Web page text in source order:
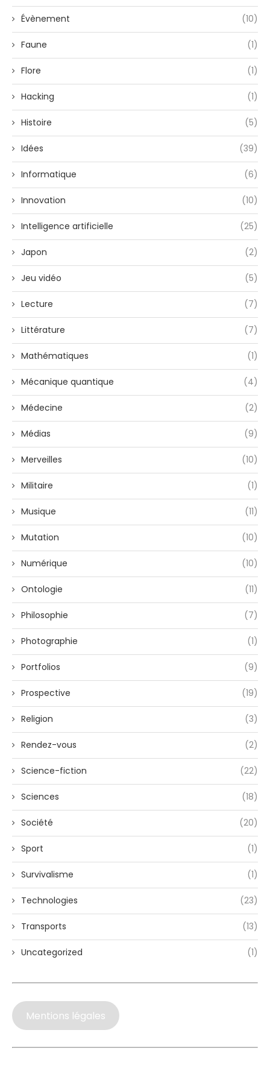
Évènement (10)
Faune (1)
Flore (1)
Hacking (1)
Histoire (5)
Idées (39)
Informatique (6)
Innovation (10)
Intelligence artificielle (25)
Japon (2)
Jeu vidéo (5)
Lecture (7)
Littérature (7)
Mathématiques (1)
Mécanique quantique (4)
Médecine (2)
Médias (9)
Merveilles (10)
Militaire (1)
Musique (11)
Mutation (10)
Numérique (10)
Ontologie (11)
Philosophie (7)
Photographie (1)
Portfolios (9)
Prospective (19)
Religion (3)
Rendez-vous (2)
Science-fiction (22)
Sciences (18)
Société (20)
Sport (1)
Survivalisme (1)
Technologies (23)
Transports (13)
Uncategorized (1)
Mentions légales